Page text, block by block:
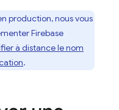
production, nous vous
Firebase
à distance le nom
.